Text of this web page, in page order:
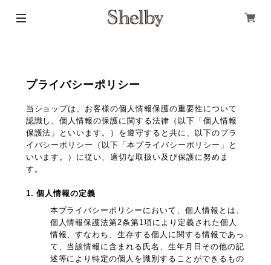
プライバシーポリシー
当ショップは、お客様の個人情報保護の重要性について
認識し、個人情報の保護に関する法律（以下「個人情報
保護法」といいます。）を遵守すると共に、以下のプラ
イバシーポリシー（以下「本プライバシーポリシー」と
いいます。）に従い、適切な取扱い及び保護に努めま
す。
1. 個人情報の定義
本プライバシーポリシーにおいて、個人情報とは、
個人情報保護法第2条第1項により定義された個人
情報、すなわち、生存する個人に関する情報であっ
て、当該情報に含まれる氏名、生年月日その他の記
述等により特定の個人を識別することができるもの